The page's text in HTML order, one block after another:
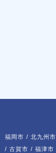
福岡市 / 北九州市
/ 古賀市 / 福津市